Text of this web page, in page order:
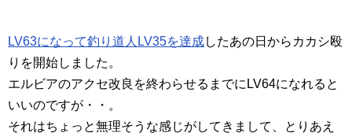
LV63になって釣り道人LV35を達成したあの日からカカシ殴
りを開始しました。
エルビアのアクセ改良を終わらせるまでにLV64になれると
いいのですが・・。
それはちょっと無理そうな感じがしてきまして、とりあえ